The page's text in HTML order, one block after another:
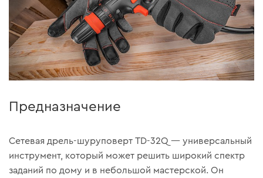
Предназначение
Сетевая дрель-шуруповерт TD-32Q — универсальный
инструмент, который может решить широкий спектр
заданий по дому и в небольшой мастерской. Он